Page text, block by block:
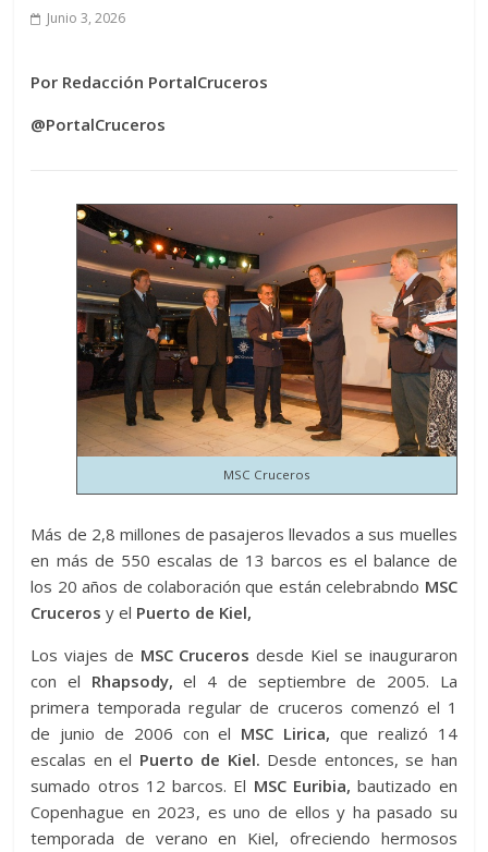
Junio 3, 2026
Por Redacción PortalCruceros
@PortalCruceros
MSC Cruceros
Más de 2,8 millones de pasajeros llevados a sus muelles
en más de 550 escalas de 13 barcos es el balance de
los 20 años de colaboración que están celebrabndo MSC
Cruceros y el Puerto de Kiel,
Los viajes de MSC Cruceros desde Kiel se inauguraron
con el Rhapsody, el 4 de septiembre de 2005. La
primera temporada regular de cruceros comenzó el 1
de junio de 2006 con el MSC Lirica, que realizó 14
escalas en el Puerto de Kiel. Desde entonces, se han
sumado otros 12 barcos. El MSC Euribia, bautizado en
Copenhague en 2023, es uno de ellos y ha pasado su
temporada de verano en Kiel, ofreciendo hermosos